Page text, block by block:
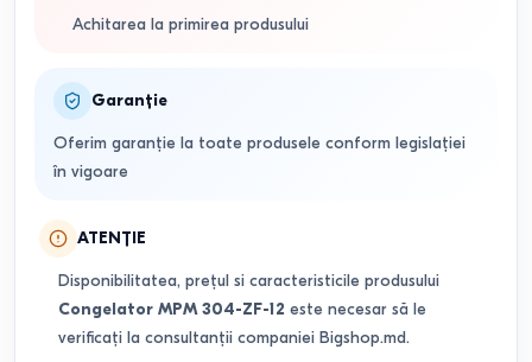
Achitarea la primirea produsului
Garanție
Oferim garanție la toate produsele conform legislației
în vigoare
ATENȚIE
Disponibilitatea, prețul si caracteristicile produsului
Congelator MPM 304-ZF-12 este necesar să le
verificați la consultanții companiei Bigshop.md.